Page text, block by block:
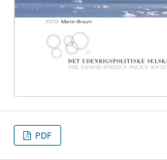
PDF